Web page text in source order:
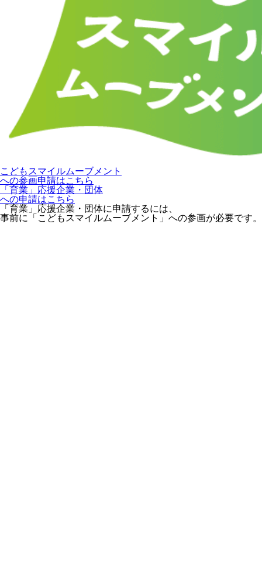
こどもスマイルムーブメント
への参画申請はこちら
「育業」応援企業・団体
への申請はこちら
「育業」応援企業・団体に申請するには、
事前に「こどもスマイルムーブメント」への参画が必要です。